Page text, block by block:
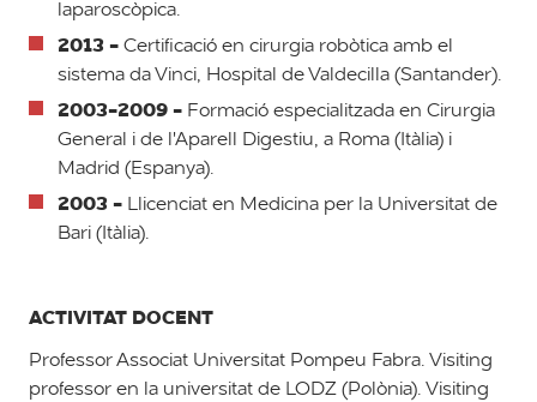
laparoscòpica.
2013 -Certificació en cirurgia robòtica amb el
sistema da Vinci, Hospital de Valdecilla (Santander).
2003-2009 - Formació especialitzada en Cirurgia
General i de l'Aparell Digestiu, a Roma (Itàlia) i
Madrid (Espanya).
2003 - Llicenciat en Medicina per la Universitat de
Bari (Itàlia).
ACTIVITAT DOCENT
Professor Associat Universitat Pompeu Fabra. Visiting
professor en la universitat de LODZ (Polònia). Visiting